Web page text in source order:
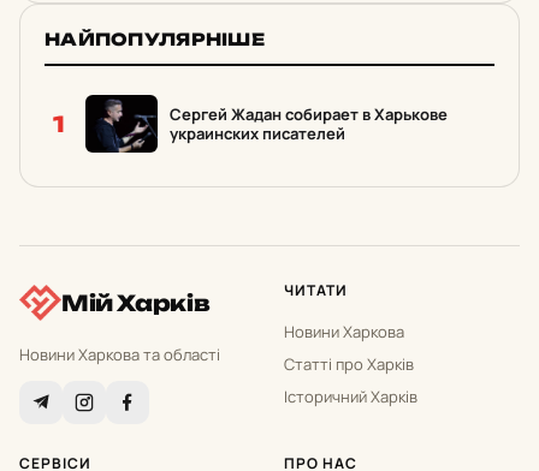
НАЙПОПУЛЯРНІШЕ
1
Сергей Жадан собирает в Харькове
украинских писателей
Мій Харків
Новини Харкова та області
ЧИТАТИ
Новини Харкова
Статті про Харків
Історичний Харків
СЕРВІСИ ПРО НАС